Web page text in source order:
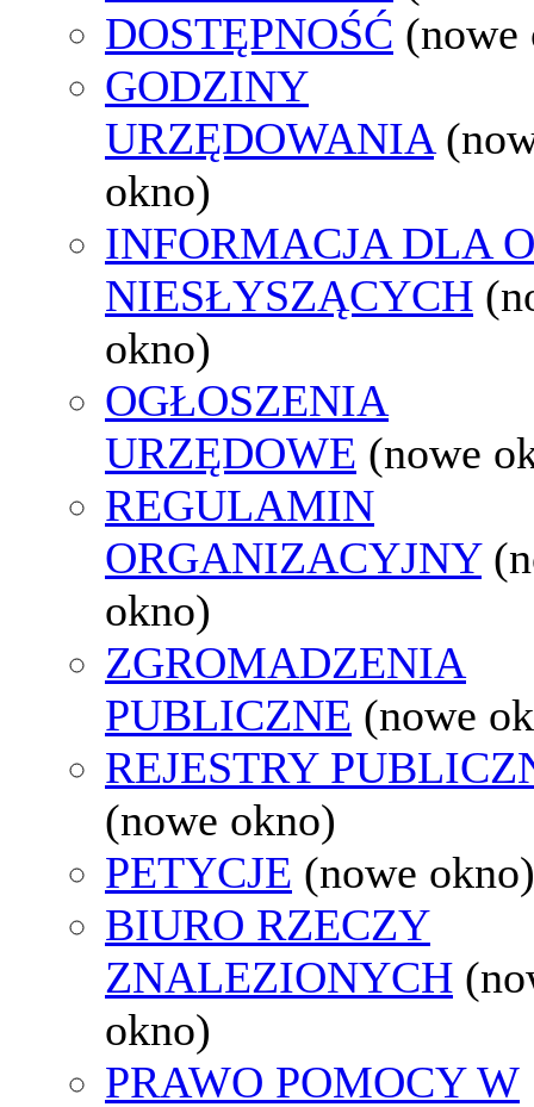
DOSTĘPNOŚĆ (nowe
GODZINY
URZĘDOWANIA
okno)
INFORMACJA DLA
NIESŁYSZĄCYCH
okno)
OGŁOSZENIA
URZĘDOWE (nowe
REGULAMIN
ORGANIZACYJNY
okno)
ZGROMADZENIA
PUBLICZNE (nowe
REJESTRY
(nowe okno)
PETYCJE (nowe okno)
BIURO RZECZY
ZNALEZIONYCH
okno)
PRAWO POMOCY W